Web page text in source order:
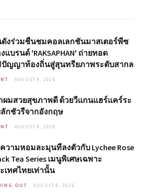
งร่วมชื่นชมคอลเลกชันมาสเตอร์พีซ
แบรนด์ 'RAKSAPHAN' ถ่ายทอด
ญญาท้องถิ่นสู่สุนทรียภาพระดับสากล
AUGUST 8, 2026
ผมสวยสุขภาพดี ด้วยวีแกนแฮร์แคร์ระ
กชัวรีจากอังกฤษ
AUGUST 8, 2026
วามหอมละมุนที่ลงตัวกับ Lychee Rose
Tea Series เมนูพิเศษเฉพาะ
เทศไทยเท่านั้น
OUT AUGUST 8, 2026